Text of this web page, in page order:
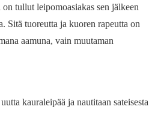
tullut leipomoasiakas sen jälkeen
Sitä tuoreutta ja kuoren rapeutta on
aamuna, vain muutaman
kauraleipää ja nautitaan sateisesta